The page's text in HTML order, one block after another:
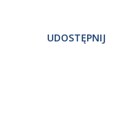
UDOSTĘPNIJ